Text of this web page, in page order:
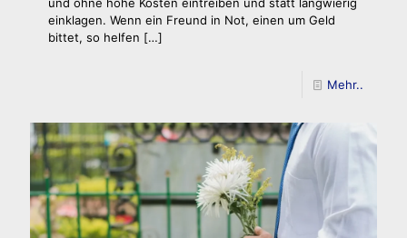
einklagen. Wenn ein Freund in Not, einen um Geld
bittet, so helfen […]
Mehr..